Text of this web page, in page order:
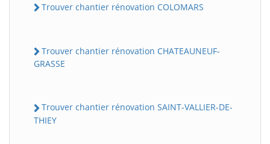
Trouver chantier rénovation COLOMARS
Trouver chantier rénovation CHATEAUNEUF-
GRASSE
Trouver chantier rénovation SAINT-VALLIER-DE-
THIEY